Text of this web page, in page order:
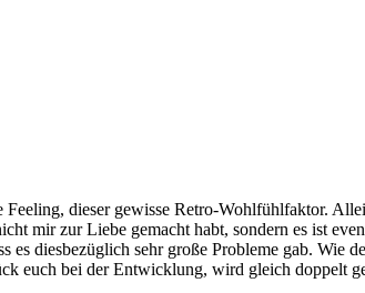
dieser gewisse Retro-Wohlfühlfaktor.
mir zur Liebe gemacht habt, sondern es ist
diesbezüglich sehr große Probleme gab. Wie
euch bei der Entwicklung, wird gleich doppelt